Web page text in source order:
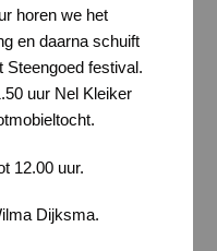
horen we het
en daarna schuift
Steengoed festival.
uur Nel Kleiker
12.00 uur.
Dijksma.